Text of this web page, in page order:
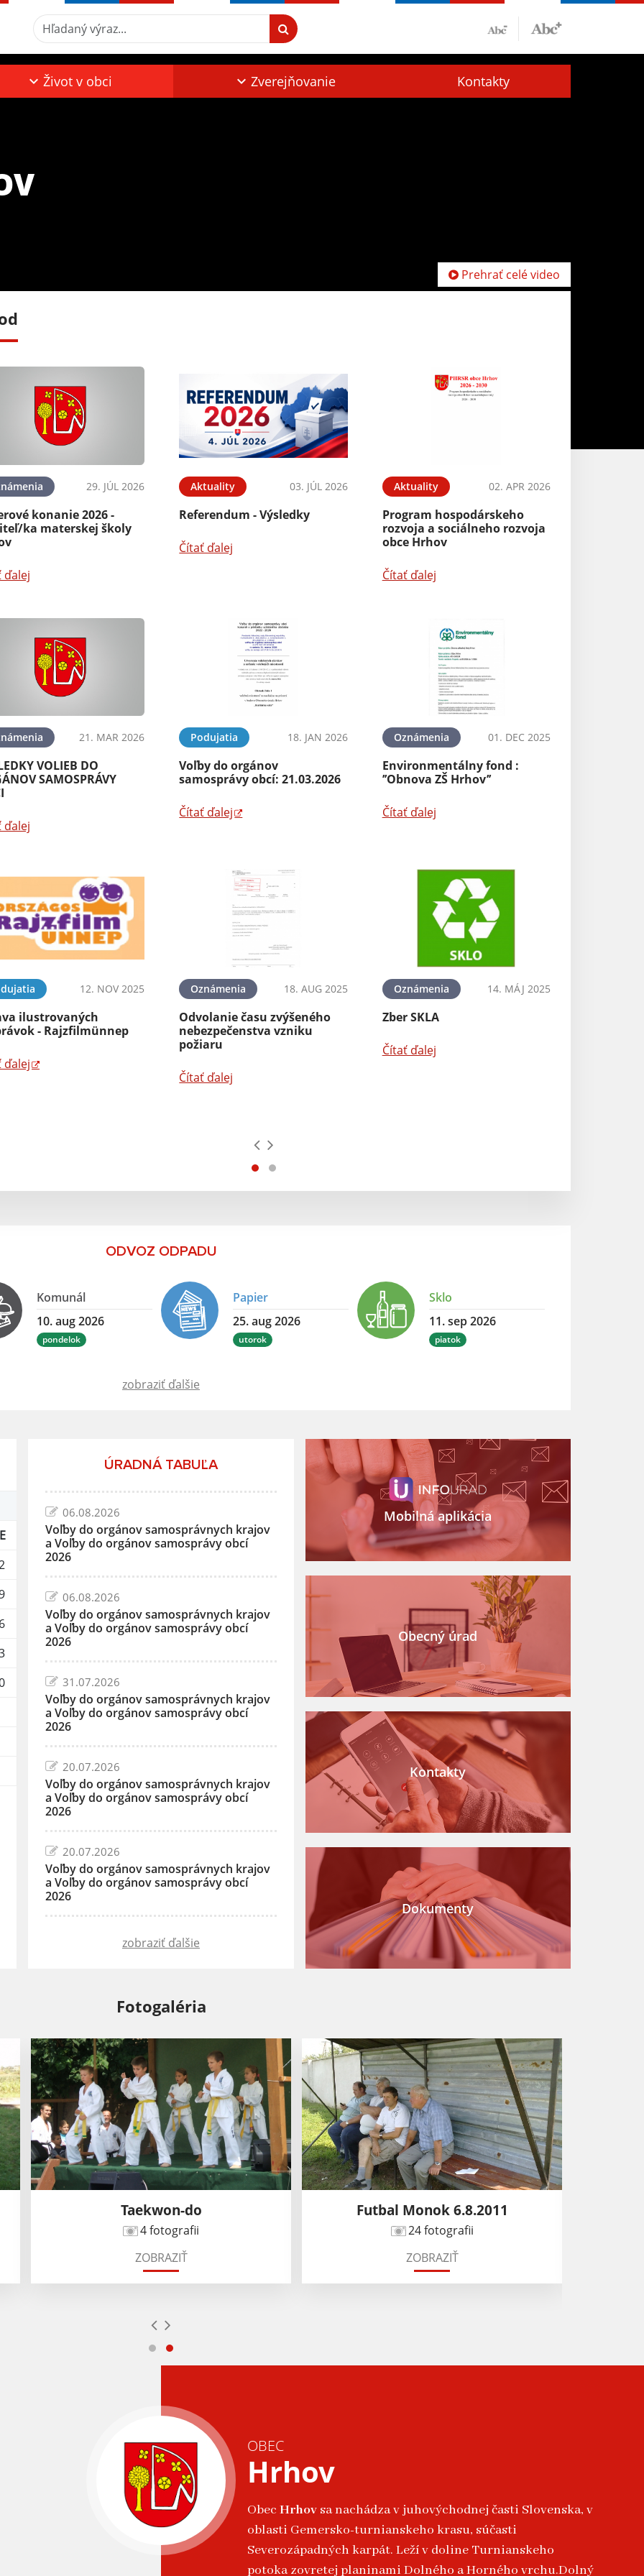
Hľadaný výraz...
Život v obci Zverejňovanie Kontakty
Prehrať celé video
29. JÚL 2026
konanie 2026 -
ka materskej školy
ďalej
Aktuality 03. JÚL 2026
Referendum - Výsledky
Čítať ďalej
Aktuality 02. APR 2026
Program hospodárskeho
rozvoja a sociálneho rozvoja
obce Hrhov
Čítať ďalej
21. MAR 2026
VOLIEB DO
SAMOSPRÁVY
ďalej
Podujatia 18. JAN 2026
Voľby do orgánov
samosprávy obcí: 21.03.2026
Čítať ďalej
Oznámenia 01. DEC 2025
Environmentálny fond :
’’Obnova ZŠ Hrhov’’
Čítať ďalej
12. NOV 2025
ilustrovaných
- Rajzfilmünnep
ďalej
Oznámenia 18. AUG 2025
Odvolanie času zvýšeného
nebezpečenstva vzniku
požiaru
Čítať ďalej
Oznámenia 14. MÁJ 2025
Zber SKLA
Čítať ďalej
ODVOZ ODPADU
Komunál
10. aug 2026
pondelok
Papier
25. aug 2026
utorok
Sklo
11. sep 2026
piatok
zobraziť ďalšie
ÚRADNÁ TABUĽA
06.08.2026
Voľby do orgánov samosprávnych krajov
a Voľby do orgánov samosprávy obcí
2026
06.08.2026
Voľby do orgánov samosprávnych krajov
a Voľby do orgánov samosprávy obcí
2026
31.07.2026
Voľby do orgánov samosprávnych krajov
a Voľby do orgánov samosprávy obcí
2026
20.07.2026
Voľby do orgánov samosprávnych krajov
a Voľby do orgánov samosprávy obcí
2026
20.07.2026
Voľby do orgánov samosprávnych krajov
a Voľby do orgánov samosprávy obcí
2026
zobraziť ďalšie
Mobilná aplikácia
Obecný úrad
Kontakty
Dokumenty
Fotogaléria
Taekwon-do
4 fotografii
ZOBRAZIŤ
Futbal Monok 6.8.2011
24 fotografii
ZOBRAZIŤ
OBEC
Hrhov
Obec Hrhov sa nachádza v juhovýchodnej časti Slovenska, v
oblasti Gemersko-turnianskeho krasu, súčasti
Severozápadných karpát. Leží v doline Turnianskeho
potoka zovretej planinami Dolného a Horného vrchu.Dolný